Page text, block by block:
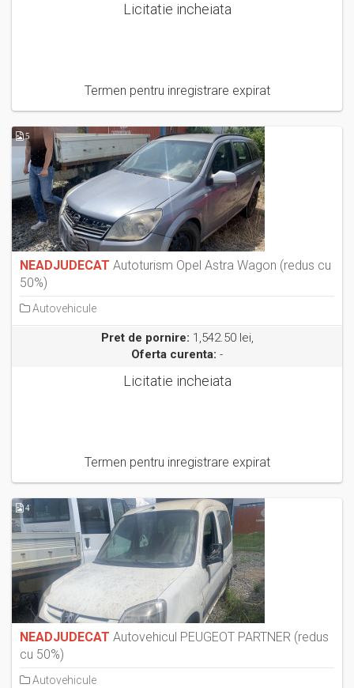
Licitatie incheiata
Termen pentru inregistrare expirat
5
NEADJUDECAT Autoturism Opel Astra Wagon (redus cu
50%)
Autovehicule
Pret de pornire: 1,542.50 lei,
Oferta curenta: -
Licitatie incheiata
Termen pentru inregistrare expirat
4
NEADJUDECAT Autovehicul PEUGEOT PARTNER (redus
cu 50%)
Autovehicule